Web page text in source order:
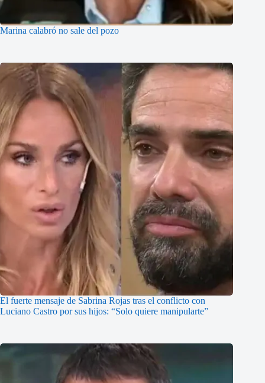
Marina calabró no sale del pozo
El fuerte mensaje de Sabrina Rojas tras el conflicto con
Luciano Castro por sus hijos: “Solo quiere manipularte”